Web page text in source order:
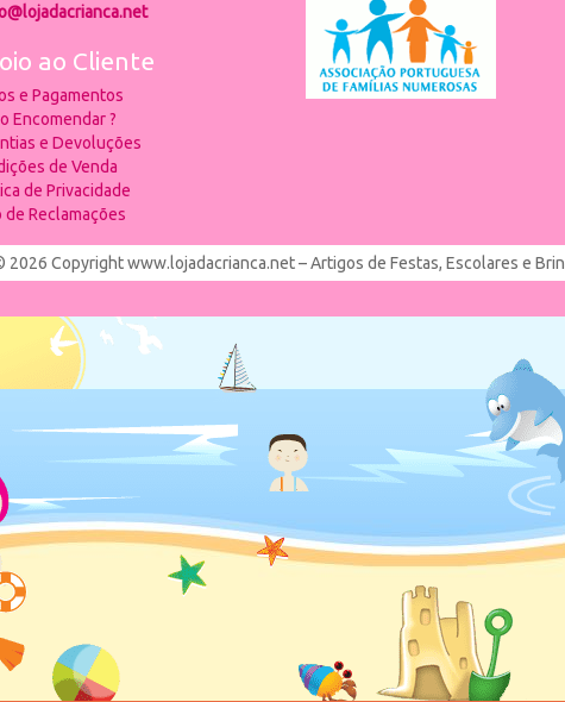
ao Cliente
e Pagamentos
Encomendar ?
e Devoluções
de Venda
de Privacidade
de Reclamações
2026 Copyright www.lojadacrianca.net – Artigos de Festas, Escolares e